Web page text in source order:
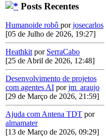
Posts Recentes
Humanoide robô porjosecarlos
[05 de Julho de 2026, 19:27]
Heathkit por SerraCabo
[25 de Abril de 2026, 12:48]
Desenvolvimento de projetos
com agentes AI porjm_araujo
[29 de Março de 2026, 21:59]
Ajuda com Antena TDT por
almamater
[13 de Março de 2026, 09:29]